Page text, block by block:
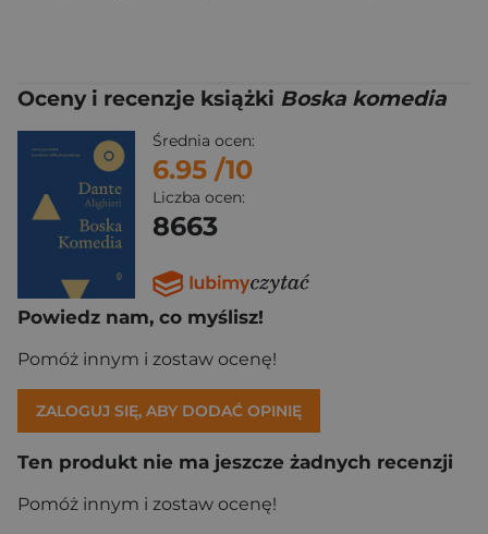
Oceny i recenzje książki Boska komedia
Średnia ocen:
6.95 /10
Liczba ocen:
8663
Powiedz nam, co myślisz!
Pomóż innym i zostaw ocenę!
ZALOGUJ SIĘ, ABY DODAĆ OPINIĘ
Ten produkt nie ma jeszcze żadnych recenzji
Pomóż innym i zostaw ocenę!